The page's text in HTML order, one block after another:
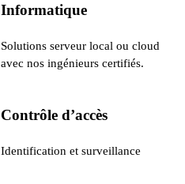
Informatique
Solutions serveur local ou cloud
avec nos ingénieurs certifiés.
Contrôle d’accès
Identification et surveillance